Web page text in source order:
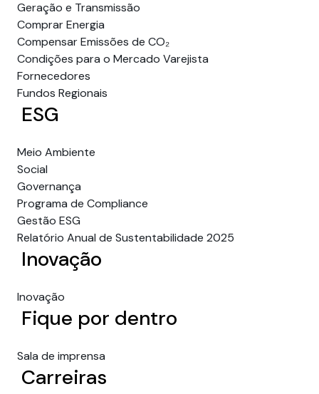
Geração e Transmissão
Comprar Energia
Compensar Emissões de CO₂
Condições para o Mercado Varejista
Fornecedores
Fundos Regionais
ESG
Meio Ambiente
Social
Governança
Programa de Compliance
Gestão ESG
Relatório Anual de Sustentabilidade 2025
Inovação
Inovação
Fique por dentro
Sala de imprensa
Carreiras